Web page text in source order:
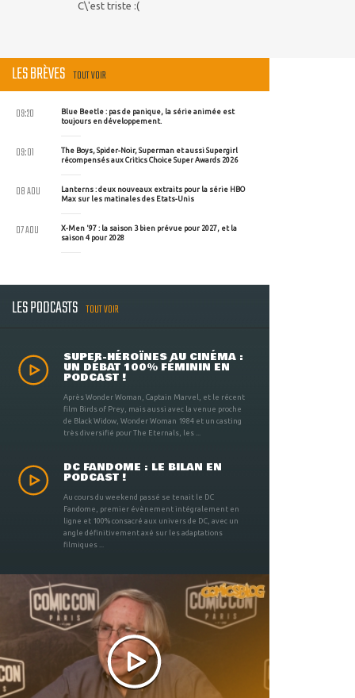
C\'est triste :(
LES BRÈVES TOUT VOIR
Blue Beetle : pas de panique, la série animée est
toujours en développement.
09:20
The Boys, Spider-Noir, Superman et aussi Supergirl
récompensés aux Critics Choice Super Awards 2026
09:01
Lanterns : deux nouveaux extraits pour la série HBO
Max sur les matinales des Etats-Unis
08 AOU
X-Men '97 : la saison 3 bien prévue pour 2027, et la
saison 4 pour 2028
07 AOU
LES PODCASTS TOUT VOIR
SUPER-HÉROÏNES AU CINÉMA :
UN DÉBAT 100% FÉMININ EN
PODCAST !
Après Wonder Woman, Captain Marvel, et le récent
film Birds of Prey, mais aussi avec la venue proche
de Black Widow, Wonder Woman 1984 et un casting
très diversifié pour The Eternals, les ...
DC FANDOME : LE BILAN EN
PODCAST !
Au cours du weekend passé se tenait le DC
Fandome, premier évènement intégralement en
ligne et 100% consacré aux univers de DC, avec un
angle définitivement axé sur les adaptations
filmiques ...